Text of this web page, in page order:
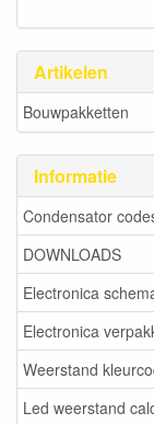
Artikelen
Bouwpakketten
Informatie
Condensator
DOWNLOADS
Electronica
Electronica
Weerstand
Led weerstand